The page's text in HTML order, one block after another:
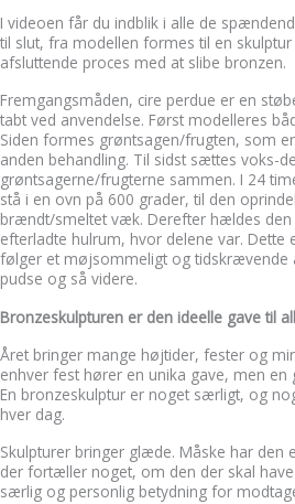
I videoen får du indblik i alle de
til slut, fra modellen formes til en
afsluttende proces med at slibe bronzen.
Fremgangsmåden, cire perdue er en
tabt ved anvendelse. Først modelleres
Siden formes grøntsagen/frugten, som
anden behandling. Til sidst sættes voks-
grøntsagerne/frugterne sammen. I 24
stå i en ovn på 600 grader, til den
brændt/smeltet væk. Derefter hældes
efterladte hulrum, hvor delene var. Dette
følger et møjsommeligt og tidskrævende
pudse og så videre.
Bronzeskulpturen er den ideelle gave til
Året bringer mange højtider, fester og
enhver fest hører en unika gave, men en
En bronzeskulptur er noget særligt, og
hver dag.
Skulpturer bringer glæde. Måske har den
der fortæller noget, om den der skal
særlig og personlig betydning for